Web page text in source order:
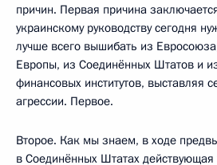
причин. Первая причина
украинскому руководству сегодня
лучше всего вышибать из
Европы, из Соединённых Штатов и
финансовых институтов, выставляя
агрессии. Первое.
Второе. Как мы знаем, в ходе
в Соединённых Штатах действующая